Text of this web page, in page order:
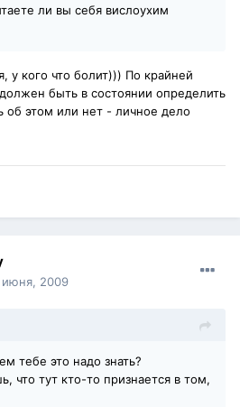
ли вы себя вислоухим
у кого что болит))) По крайней
быть в состоянии определить
об этом или нет - личное дело
июня, 2009
тебе это надо знать?
что тут кто-то признается в том,